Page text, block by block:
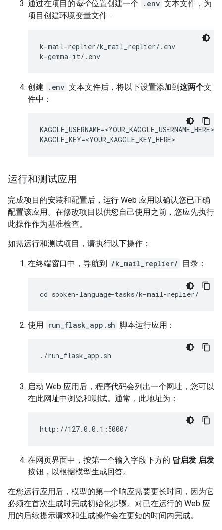
通过在项目的每个位置创建一个 .env 文本文件，为
项目创建环境变量文件：
k-mail-replier/k_mail_replier/.env
创建 .env 文本文件后，将以下设置添加到这两个文
件中：
KAGGLE_USERNAME=<YOUR_KAGGLE_USERNAME_HERE>
运行和测试应用
完成项目的安装和配置后，运行 Web 应用以确认您已正确
配置该应用。在修改项目以供您自己使用之前，您应先执行
此操作作为基准检查。
如需运行和测试项目，请执行以下操作：
在终端窗口中，导航到 /k_mail_replier/ 目录：
使用 run_flask_app.sh 脚本运行应用：
启动 Web 应用后，程序代码会列出一个网址，您可以
在此网址中浏览和测试。通常，此地址为：
在网页界面中，按第一个输入字段下方的 답启发 启发
按钮，以根据模型生成回答。
在您运行应用后，模型的第一个响应需要更长时间，因为它
必须在首次生成时完成初始化步骤。对已在运行的 Web 应
用的后续提示请求和生成操作会在更短的时间内完成。